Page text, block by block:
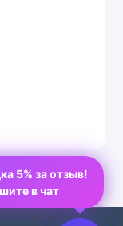
5% за отзыв!
в чат